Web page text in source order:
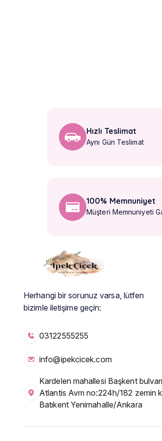
Hızlı Teslimat
Aynı Gün Teslimat
100% Memnuniyet
Müşteri Memnuniyeti
Herhangi bir sorunuz varsa, lütfen
bizimle iletişime geçin:
03122555255
info@ipekcicek.com
Kardelen mahallesi Başkent bulvarı
Atlantis Avm no:224h/182 zemin
Batıkent Yenimahalle/Ankara